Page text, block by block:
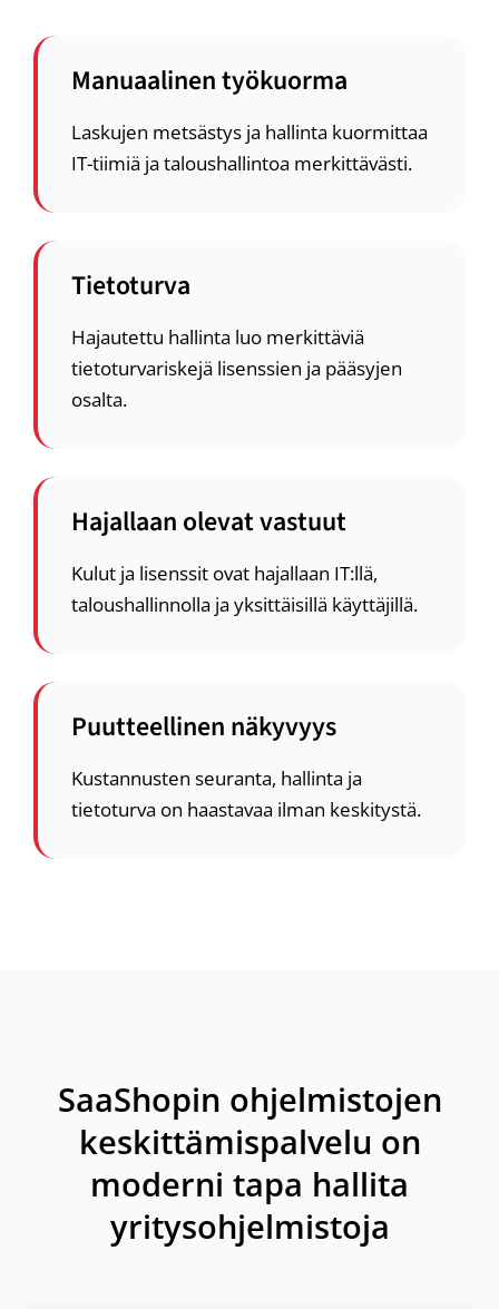
Hajallaan olevat vastuut
Kulut ja lisenssit ovat hajallaan IT:llä,
taloushallinnolla ja yksittäisillä käyttäjillä.
Puutteellinen näkyvyys
Kustannusten seuranta, hallinta ja
tietoturva on haastavaa ilman keskitystä.
Manuaalinen työkuorma
Laskujen metsästys ja hallinta kuormittaa
IT-tiimiä ja taloushallintoa merkittävästi.
Tietoturva
Hajautettu hallinta luo merkittäviä
tietoturvariskejä lisenssien ja pääsyjen
osalta.
SaaShopin ohjelmistojen
keskittämispalvelu on
moderni tapa hallita
yritysohjelmistoja